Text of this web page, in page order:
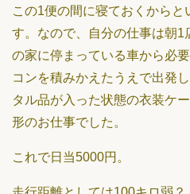
この1便の間に寝ておくから
す。なので、自分の仕事は朝
の家に停まっている車から必
コンを積みかえたうえで出発
タル品が入った状態の衣装ケ
形のお仕事でした。
これで日当5000円。